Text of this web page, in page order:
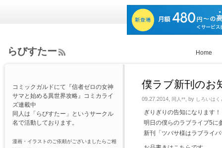
らびすたー
s
Home
僕ラブ新刊のお
09.27.2014, 同人** , by しろいはく
ぎりぎりの告知になります！
明日の僕らのラブライブ5に
新刊「ツバサ様はラブライ
コミックガルドにて『信者ゼロの女神
サマと始める異世界攻略』コミカライ
ズ連載中
同人は「らびすたー」というサークル
名で活動しております。
漫画・イラストのご依頼がございましたらご相